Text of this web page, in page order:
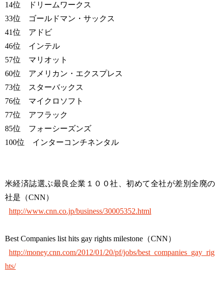
14位 ドリームワークス
33位 ゴールドマン・サックス
41位 アドビ
46位 インテル
57位 マリオット
60位 アメリカン・エクスプレス
73位 スターバックス
76位 マイクロソフト
77位 アフラック
85位 フォーシーズンズ
100位 インターコンチネンタル
米経済誌選ぶ最良企業１００社、初めて全社が差別全廃の
社是（CNN）
http://www.cnn.co.jp/business/30005352.html
Best Companies list hits gay rights milestone（CNN）
http://money.cnn.com/2012/01/20/pf/jobs/best_companies_gay_rig
hts/